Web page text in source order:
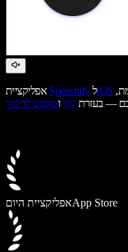
אפליקציית Speechify לiOS
— בעזרת קול וטקסט לדיבור
אפליקציית היוםApp Store